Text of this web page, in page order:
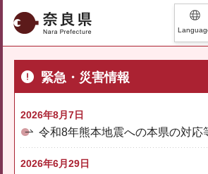
奈良県
緊急・災害情報
2026年8月7日
令和8年熊本地震への本県の対応
2026年6月29日